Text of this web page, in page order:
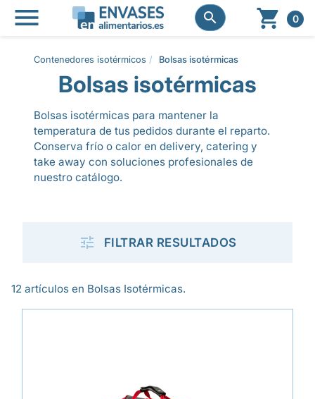
 
  0
Contenedores isotérmicos Bolsas isotérmicas
Bolsas isotérmicas
Bolsas isotérmicas para mantener la
temperatura de tus pedidos durante el reparto.
Conserva frío o calor en delivery, catering y
take away con soluciones profesionales de
nuestro catálogo.
 FILTRAR RESULTADOS
12 artículos en Bolsas Isotérmicas.